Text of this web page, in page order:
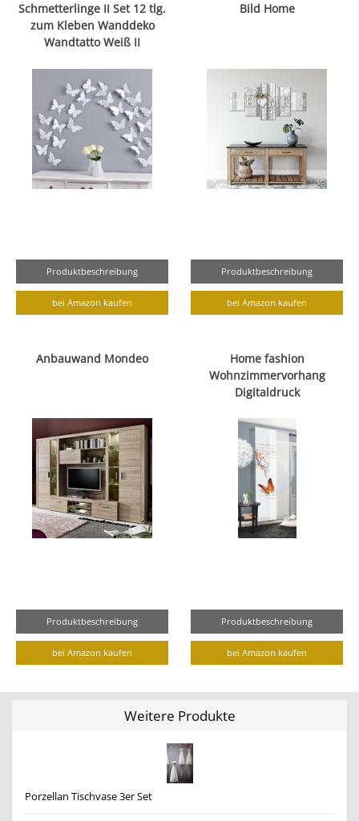
Schmetterlinge II Set 12 tlg.
zum Kleben Wanddeko
Wandtatto Weiß II
Produktbeschreibung
bei Amazon kaufen
Bild Home
Produktbeschreibung
bei Amazon kaufen
Anbauwand Mondeo
Produktbeschreibung
bei Amazon kaufen
Home fashion
Wohnzimmervorhang
Digitaldruck
Produktbeschreibung
bei Amazon kaufen
Weitere Produkte
Porzellan Tischvase 3er Set